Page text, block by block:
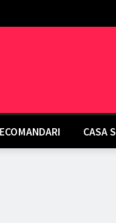
CASA